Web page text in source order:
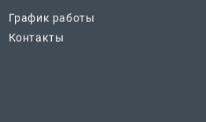
График работы
Контакты